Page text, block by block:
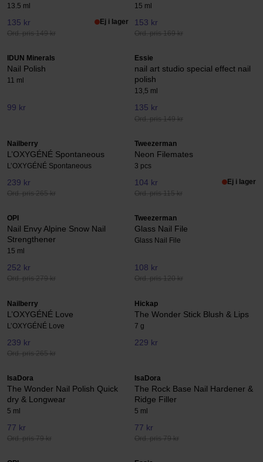
13.5 ml
135 kr
Ord. pris 149 kr
Ej i lager
15 ml
153 kr
Ord. pris 169 kr
IDUN Minerals
Nail Polish
11 ml
99 kr
Essie
nail art studio special effect nail
polish
13,5 ml
135 kr
Ord. pris 149 kr
Nailberry
L’OXYGÉNÉ Spontaneous
L’OXYGÉNÉ Spontaneous
239 kr
Ord. pris 265 kr
Tweezerman
Neon Filemates
3 pcs
104 kr
Ord. pris 115 kr
Ej i lager
OPI
Nail Envy Alpine Snow Nail
Strengthener
15 ml
252 kr
Ord. pris 279 kr
Tweezerman
Glass Nail File
Glass Nail File
108 kr
Ord. pris 120 kr
Nailberry
L’OXYGÉNÉ Love
L’OXYGÉNÉ Love
239 kr
Ord. pris 265 kr
Hickap
The Wonder Stick Blush & Lips
7 g
229 kr
IsaDora
The Wonder Nail Polish Quick
dry & Longwear
5 ml
77 kr
Ord. pris 79 kr
IsaDora
The Rock Base Nail Hardener &
Ridge Filler
5 ml
77 kr
Ord. pris 79 kr